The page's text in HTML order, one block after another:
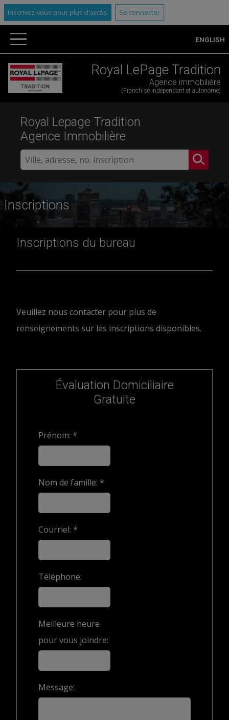
Inscrivez-vous pour plus d'accès Se connecter
ENGLISH
Royal LePage Tradition
Agence immobilière
(Franchisé indépendant et autonome)
Royal Lepage Tradition
Agence Immobilière
Inscriptions
Inscriptions du bureau
Veuillez nous contacter pour plus de
renseignements sur les inscriptions disponibles.
Évaluation Domiciliaire
Gratuite
Prénom: *
Nom de famille: *
Courriel: *
Téléphone:
Meilleure heure
pour vous joindre:
Message: